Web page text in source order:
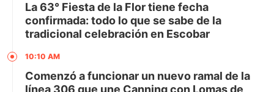
La 63° Fiesta de la Flor tiene fecha
confirmada: todo lo que se sabe de la
tradicional celebración en Escobar
10:10 AM
Comenzó a funcionar un nuevo ramal de la
línea 306 que une Canning con Lomas de